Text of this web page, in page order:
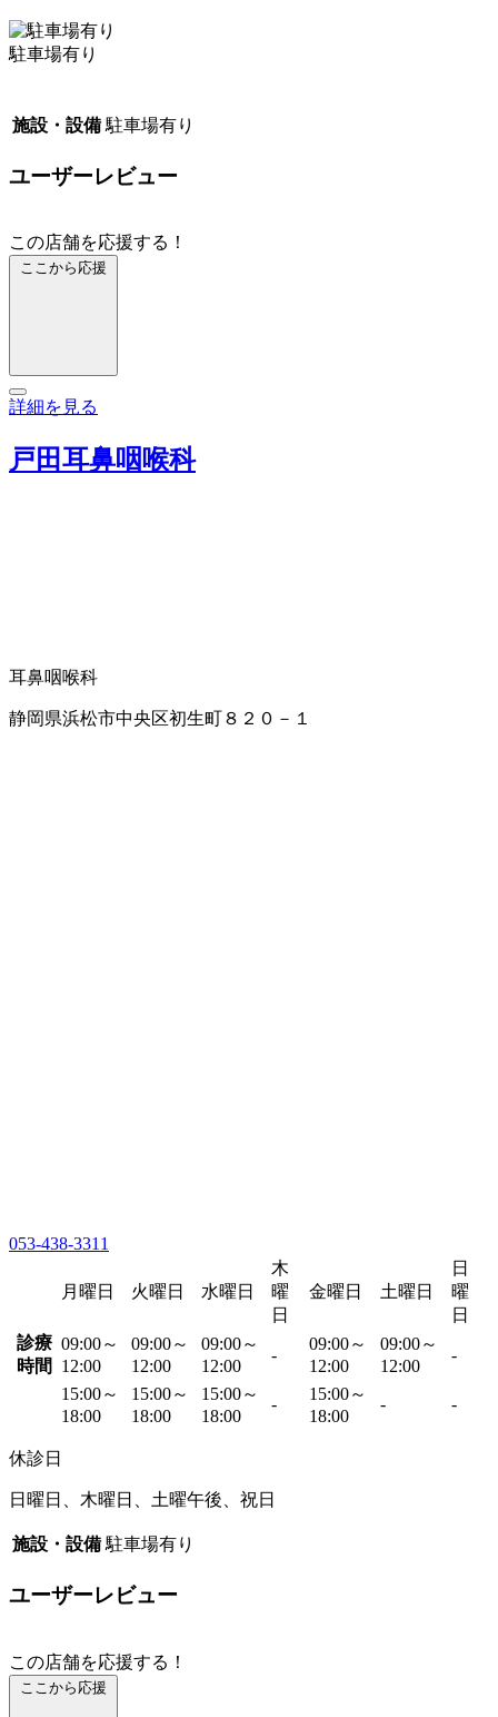
駐車場有り
施設・設備 駐車場有り
ユーザーレビュー
この店舗を応援する！
ここから応援
詳細を見る
戸田耳鼻咽喉科
耳鼻咽喉科
静岡県浜松市中央区初生町８２０－１
053-438-3311
月曜日 火曜日 水曜日
木
曜
日
金曜日 土曜日
日
曜
日
診療
時間
09:00～
12:00
09:00～
12:00
09:00～
12:00
-
09:00～
12:00
09:00～
12:00
-
15:00～
18:00
15:00～
18:00
15:00～
18:00
-
15:00～
18:00
- -
休診日
日曜日、木曜日、土曜午後、祝日
施設・設備 駐車場有り
ユーザーレビュー
この店舗を応援する！
ここから応援